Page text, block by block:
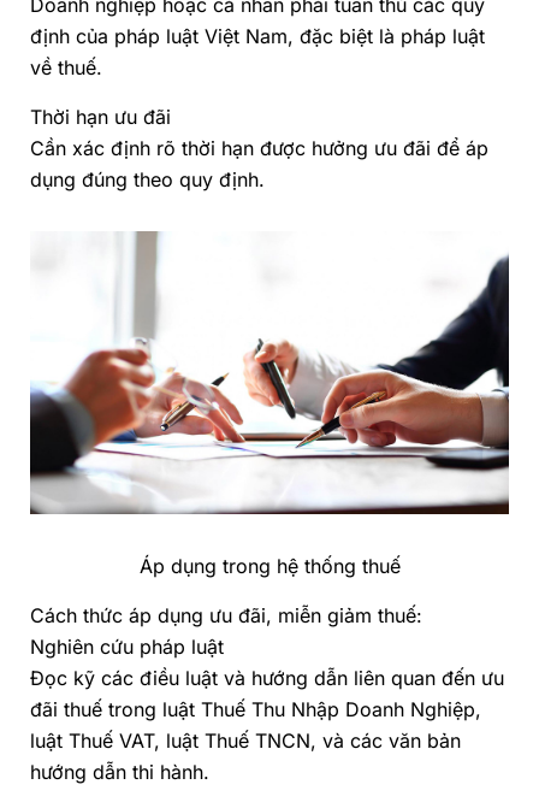
định của pháp luật Việt Nam, đặc biệt là pháp luật
về thuế.
Thời hạn ưu đãi
Cần xác định rõ thời hạn được hưởng ưu đãi để áp
dụng đúng theo quy định.
Áp dụng trong hệ thống thuế
Cách thức áp dụng ưu đãi, miễn giảm thuế:
Nghiên cứu pháp luật
Đọc kỹ các điều luật và hướng dẫn liên quan đến ưu
đãi thuế trong luật Thuế Thu Nhập Doanh Nghiệp,
luật Thuế VAT, luật Thuế TNCN, và các văn bản
hướng dẫn thi hành.